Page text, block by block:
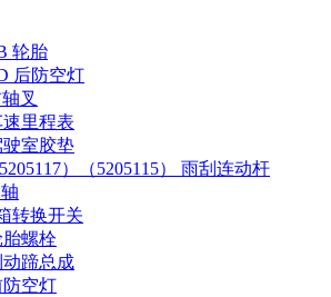
轮胎
后防空灯
叉
速里程表
驶室胶垫
）（5205115） 雨刮连动杆
转换开关
胎螺栓
动蹄总成
防空灯